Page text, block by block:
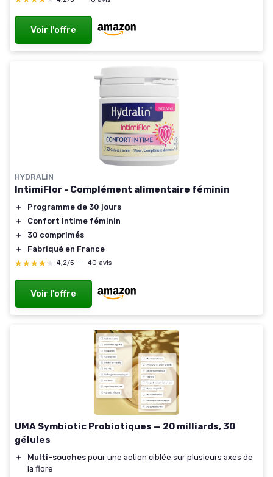
Voir l'offre
HYDRALIN
IntimiFlor - Complément alimentaire féminin
＋
Programme de 30 jours
＋
Confort intime féminin
＋
30 comprimés
＋
Fabriqué en France
★★★★★
★★★★★ 4,2/5 — 40 avis
Voir l'offre
UMA Symbiotic Probiotiques — 20 milliards, 30
gélules
＋ Multi-souches pour une action ciblée sur plusieurs axes de
la flore